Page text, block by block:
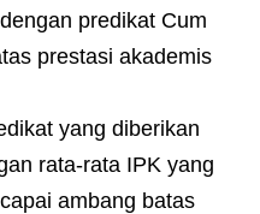
predikat Cum
prestasi akademis
yang diberikan
rata-rata IPK yang
ambang batas